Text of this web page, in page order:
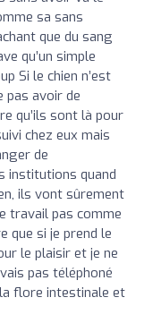
sa sans
que du sang
qu’un simple
Si le chien n’est
pas avoir de
qu’ils sont là pour
chez eux mais
de
institutions quand
ils vont sûrement
travail pas comme
que si je prend le
le plaisir et je ne
pas téléphoné
la flore intestinale et